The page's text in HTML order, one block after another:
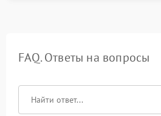
FAQ. Ответы на вопросы